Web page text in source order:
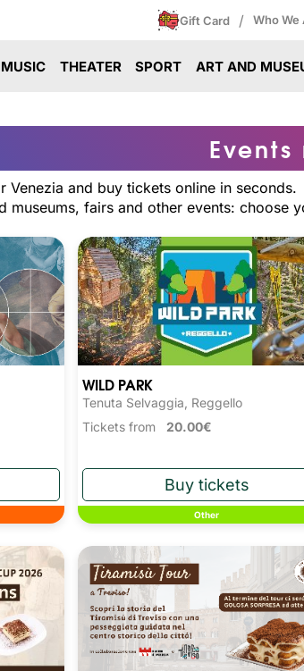
Gift Card / Who We
MUSIC THEATER SPORT ART AND
Venezia and buy tickets online in seconds.
museums, fairs and other events: choose
WILD PARK
Tenuta Selvaggia, Reggello
Tickets from 20.00€
Other